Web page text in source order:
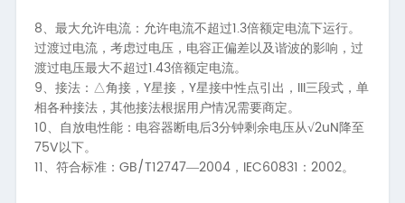
8、 最大允许电流：允许电流不超过1.3倍额定电流下运行。
过渡过电流，考虑过电压，电容正偏差以及谐波的影响，过
渡过电压最大不超过1.43倍额定电流。
9、 接法：△角接， Y星接， Y星接中性点引出， III三段式，单
相各种接法，其他接法根据用户情况需要商定。
10、 自放电性能：电容器断电后3分钟剩余电压从√2uN 降至
75V 以下。
11、 符合标准： GB/T12747—2004， IEC60831 ： 2002。